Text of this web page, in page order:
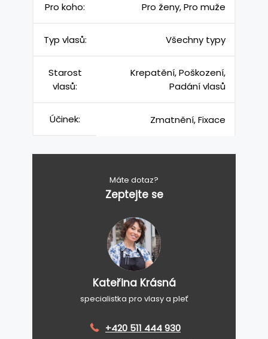
Pro koho: Pro ženy, Pro muže
Typ vlasů: Všechny typy
Starost
vlasů:
Krepatění, Poškození,
Padání vlasů
Účinek: Zmatnění, Fixace
Máte dotaz?
Zeptejte se
Kateřina Krásná
specialistka pro vlasy a pleť
+420 511 444 930